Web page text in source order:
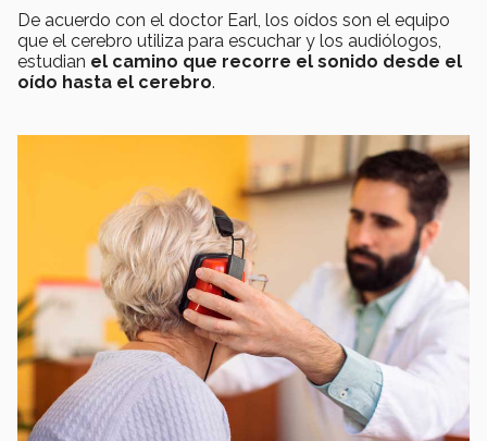
De acuerdo con el doctor Earl, los oídos son el equipo
que el cerebro utiliza para escuchar y los audiólogos,
estudian el camino que recorre el sonido desde el
oído hasta el cerebro.